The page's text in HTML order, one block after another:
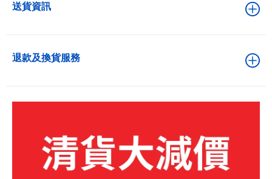
送貨資訊
退款及換貨服務